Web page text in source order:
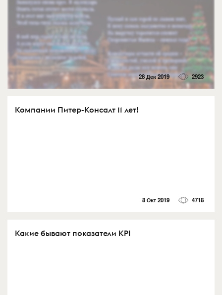
28 Дек 2019 2923
Компании Питер-Консалт 11 лет!
8 Окт 2019 4718
Какие бывают показатели KPI